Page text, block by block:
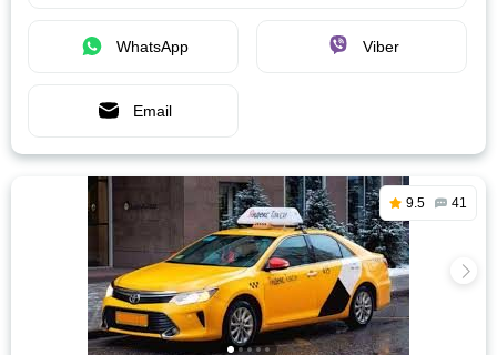
WhatsApp Viber
Email
9.5 41